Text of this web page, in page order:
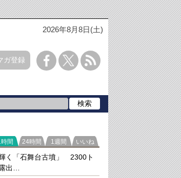
2026年8月8日(土)
ガ登録
ランキング
時間 24時間 1週間 いいね
く「石舞台古墳」 2300ト
出…